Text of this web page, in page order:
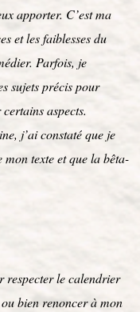
apporter. C’est ma
et les faiblesses du
Parfois, je
sujets précis pour
aspects.
j’ai constaté que je
mon texte et que la bêta-
respecter le calendrier
bien renoncer à mon